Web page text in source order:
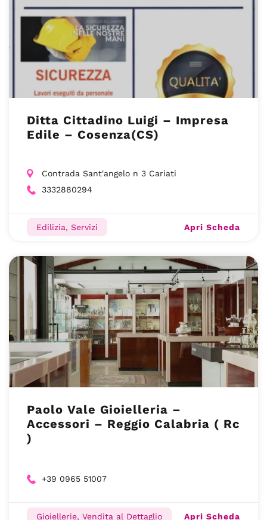
Ditta Cittadino Luigi – Impresa
Edile – Cosenza(CS)
Contrada Sant'angelo n 3 Cariati
3332880294
Edilizia, Servizi Apri Scheda
Paolo Vale Gioielleria –
Accessori – Reggio Calabria ( Rc
)
+39 0965 51007
Gioiellerie, Vendita al Dettaglio Apri Scheda